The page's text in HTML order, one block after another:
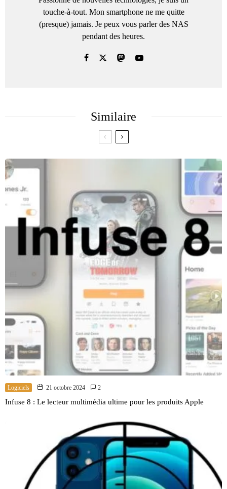
touche-à-tout. Mon smartphone ne me quitte
(presque) jamais. Je peux vous parler des NAS
pendant des heures.
Similaire
Logiciels 21 octobre 2024 2
Infuse 8 : Le lecteur multimédia ultime pour les produits Apple